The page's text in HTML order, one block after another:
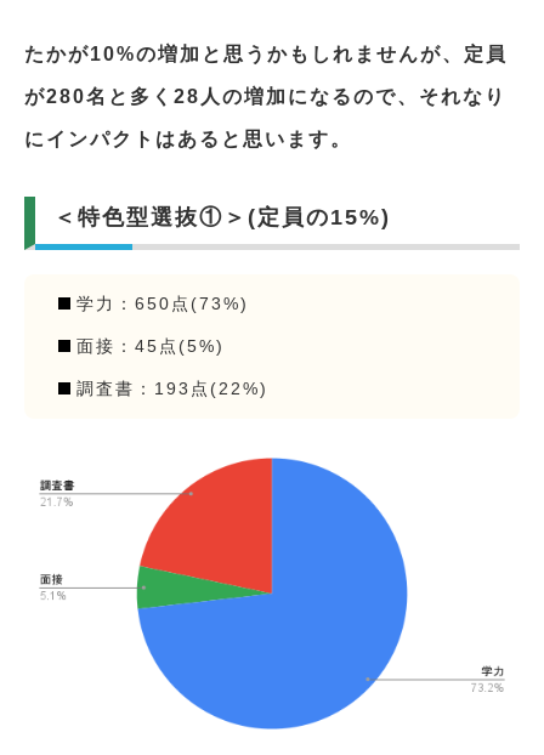
たかが10%の増加と思うかもしれませんが、定員
が280名と多く28人の増加になるので、それなり
にインパクトはあると思います。
＜特色型選抜①＞(定員の15%)
学力：650点(73%)
面接：45点(5%)
調査書：193点(22%)